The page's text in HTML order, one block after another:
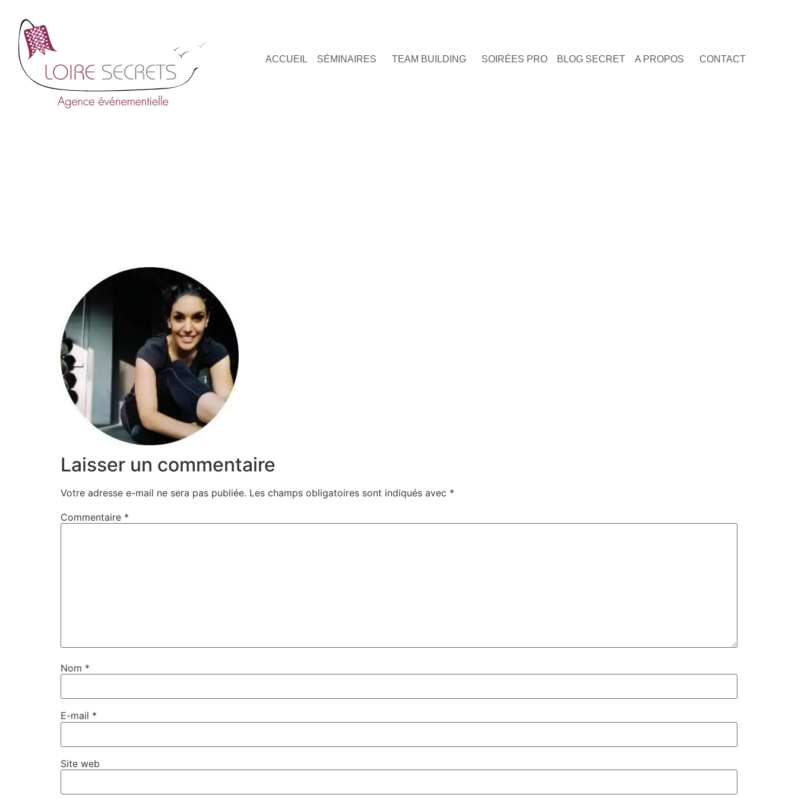
ACCUEIL SÉMINAIRES TEAM BUILDING SOIRÉES PRO BLOG SECRET A PROPOS CONTACT
Laisser un commentaire
Votre adresse e-mail ne sera pas publiée. Les champs obligatoires sont indiqués avec *
Commentaire *
Nom *
E-mail *
Site web